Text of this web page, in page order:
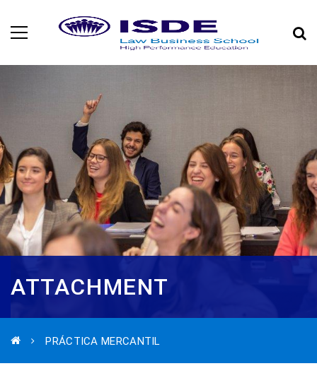
ATTACHMENT
PRÁCTICA MERCANTIL